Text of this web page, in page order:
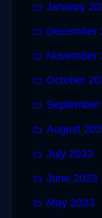
January
December
November
October
August
July 2023
June 2023
May 2023